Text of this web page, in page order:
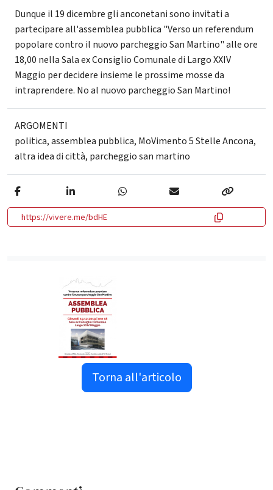
Dunque il 19 dicembre gli anconetani sono invitati a
partecipare all'assemblea pubblica "Verso un referendum
popolare contro il nuovo parcheggio San Martino" alle ore
18,00 nella Sala ex Consiglio Comunale di Largo XXIV
Maggio per decidere insieme le prossime mosse da
intraprendere. No al nuovo parcheggio San Martino!
ARGOMENTI
politica,assemblea pubblica, MoVimento 5 Stelle Ancona,
altra idea di città, parcheggio san martino
https://vivere.me/bdHE
Torna all'articolo